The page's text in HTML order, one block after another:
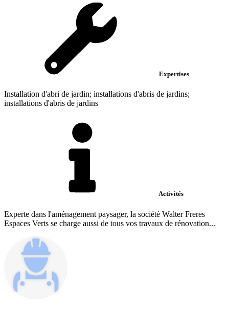
Expertises
Installation d'abri de jardin; installations d'abris de jardins;
installations d'abris de jardins
Activités
Experte dans l'aménagement paysager, la société Walter Freres
Espaces Verts se charge aussi de tous vos travaux de rénovation...